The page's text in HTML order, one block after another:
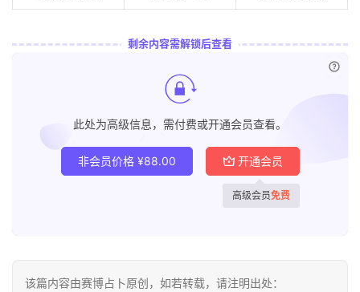
剩余内容需解锁后查看
此处为高级信息，需付费或开通会员查看。
非会员价格 ¥88.00 开通会员
高级会员免费
该篇内容由赛博占卜原创，如若转载，请注明出处：